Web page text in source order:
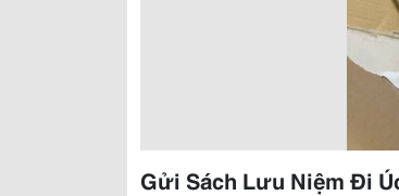
Gửi Sách Lưu Niệm Đi